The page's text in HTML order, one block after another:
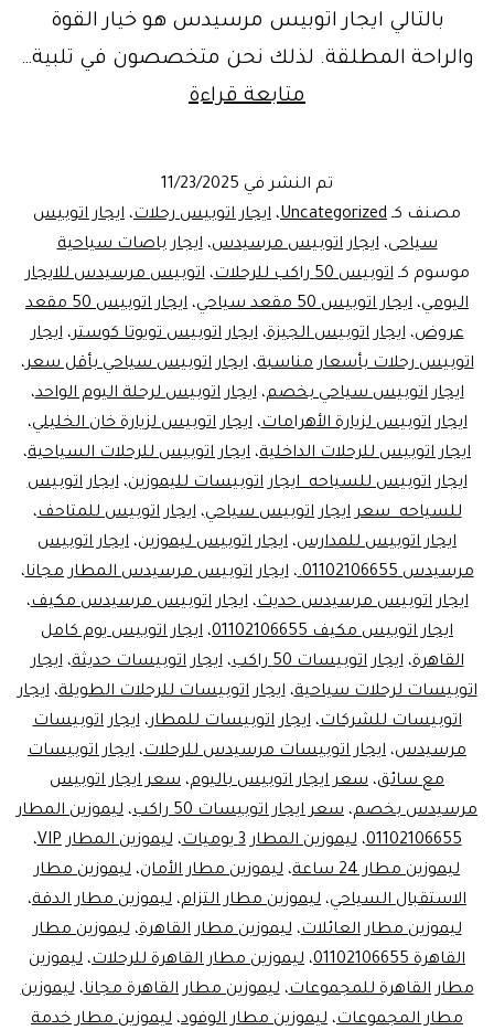
بالتالي ايجار اتوبيس مرسيدس هو خيار القوة
والراحة المطلقة. لذلك نحن متخصصون في تلبية…
متابعة قراءةايجار
للسياحه
اكتشف
الأهرامات
بـ
مرسيدس
50
مقعد
من
ليموزين
مصر
تم النشر في 11/23/2025
مصنف كـ Uncategorized، ايجار اتوبيس رحلات، ايجار اتوبيس
سياحى،ايجار اتوبيس مرسيدس،ايجار باصات سياحية
موسوم كـاتوبيس 50 راكب للرحلات ،اتوبيس مرسيدس للايجار
اليومي، ايجار اتوبيس 50 مقعد سياحي ،
ايجار اتوبيس 50 مقعد
عروض،ايجار اتوبيس الجيزة،ايجار اتوبيس تويوتا كوستر،ايجار
اتوبيس رحلات بأسعار مناسبة،ايجار اتوبيس سياحي بأقل سعر،
ايجار اتوبيس سياحي بخصم،ايجار اتوبيس لرحلة اليوم الواحد،
ايجار اتوبيس لزيارة الأهرامات،ايجار اتوبيس لزيارة خان الخليلي،
ايجار اتوبيس للرحلات الداخلية، ايجار اتوبيس للرحلات السياحية،
ايجار اتوبيس للسياحه ايجار اتوبيسات لليموزين،ايجار اتوبيس
للسياحه سعر ايجار اتوبيس سياحي،ايجار اتوبيس للمتاحف،
ايجار اتوبيس للمدارس، ايجار اتوبيس ليموزين، ايجار اتوبيس
مرسيدس 01102106655.
،ايجار اتوبيس مرسيدس المطار مجانا،
ايجار اتوبيس مرسيدس حديث،ايجار اتوبيس مرسيدس مكيف،
ايجار اتوبيس مكيف 01102106655
، ايجار اتوبيس يوم كامل
القاهرة،ايجار اتوبيسات 50 راكب ،ايجار اتوبيسات حديثة،ايجار
اتوبيسات لرحلات سياحية،ايجار اتوبيسات للرحلات الطويلة،ايجار
اتوبيسات للشركات،ايجار اتوبيسات للمطار،ايجار اتوبيسات
مرسيدس، ايجار اتوبيسات مرسيدس للرحلات، ايجار اتوبيسات
مع سائق، سعر ايجار اتوبيس باليوم، سعر ايجار اتوبيس
مرسيدس بخصم، سعر ايجار اتوبيسات 50 راكب ، ليموزين المطار
01102106655،ليموزين المطار 3 يوميات ،ليموزين المطار VIP
،
ليموزين مطار 24 ساعة
، ليموزين مطار الأمان، ليموزين مطار
الاستقبال السياحي، ليموزين مطار التزام، ليموزين مطار الدقة،
ليموزين مطار العائلات،ليموزين مطار القاهرة،ليموزين مطار
القاهرة 01102106655
، ليموزين مطار القاهرة للرحلات، ليموزين
مطار القاهرة للمجموعات،ليموزين مطار القاهرة مجانا،ليموزين
مطار المجموعات، ليموزين مطار الوفود، ليموزين مطار خدمة